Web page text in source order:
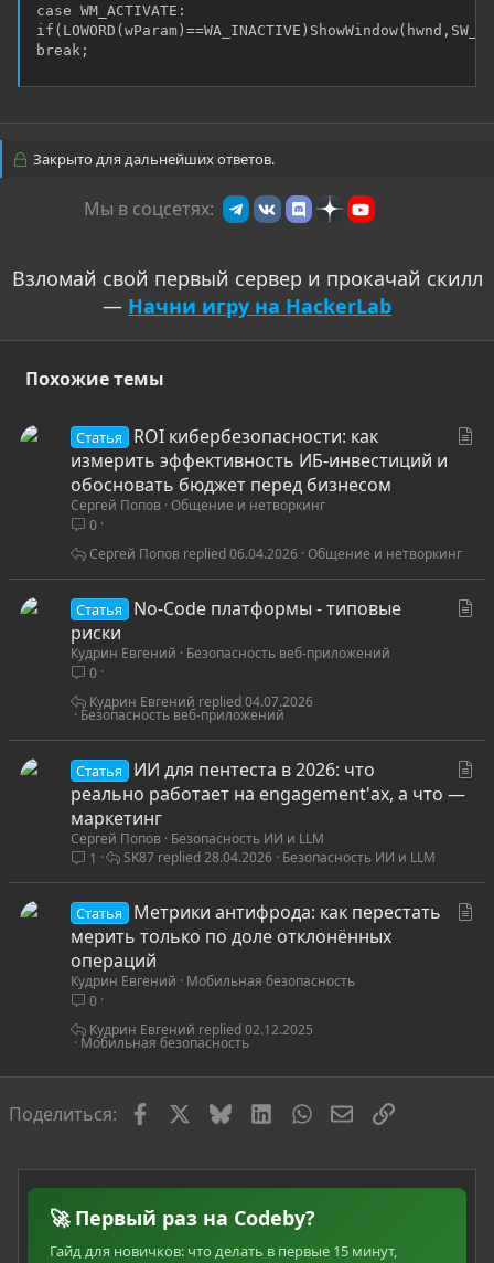
case WM_ACTIVATE:
break;
Закрыто для дальнейших ответов.
Мы в соцсетях:
Взломай свой первый сервер и прокачай скилл
— Начни игру на HackerLab
Похожие темы
Статья
ROI кибербезопасности: как
измерить эффективность ИБ-инвестиций и
обосновать бюджет перед бизнесом
Сергей Попов Общение и нетворкинг
0
Общение и нетворкинг
06.04.2026
Сергей Попов
Статья
No-Code платформы - типовые
риски
Кудрин Евгений
Безопасность веб-приложений
0
Безопасность веб-приложений
04.07.2026
Кудрин Евгений
я
Статья
ИИ для пентеста в 2026: что
реально работает на engagement'ах, а что —
маркетинг
Сергей Попов Безопасность ИИ и LLM
1
Безопасность ИИ и LLM
28.04.2026
SK87
Статья
Метрики антифрода: как перестать
мерить только по доле отклонённых
операций
Кудрин Евгений
Мобильная безопасность
0
Мобильная безопасность
02.12.2025
Кудрин Евгений
Поделиться: FacebookBlueskyLinkedInWhatsAppЭлектронная
Ссылка
🚀 Первый раз на Codeby?
Гайд для новичков: что делать в первые 15 минут,